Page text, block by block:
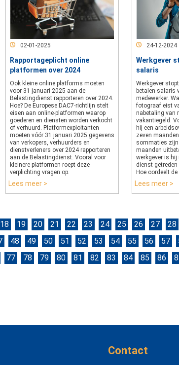
02-01-2025
Rapportageplicht online
platformen over 2024
Ook kleine online platforms moeten
voor 31 januari 2025 aan de
Belastingdienst rapporteren over 2024.
Hoe? De Europese DAC7-richtlijn stelt
eisen aan online-platformen waarop
goederen en diensten worden verkocht
of verhuurd. Platformexploitanten
moeten vóór 31 januari 2025 gegevens
van verkopers, verhuurders en
dienstverleners over 2024 rapporteren
aan de Belastingdienst. Vooral voor
kleinere platformen roept deze
verplichting vragen op.
Lees meer >
24-12-2024
Werkgever
salaris
Werkgever
betalen salaris
medewerker.
fotograaf eist
nabetaling van
vakantiegeld.
hij een
zeven
sommaties
maanden
werkgever is
dienst getreden
Hoe oordeelt
Lees meer >
18 19 20 21 22 23 24 25 26 27 28
48 49 50 51 52 53 54 55 56 57
77 78 79 80 81 82 83 84 85 86
Contact